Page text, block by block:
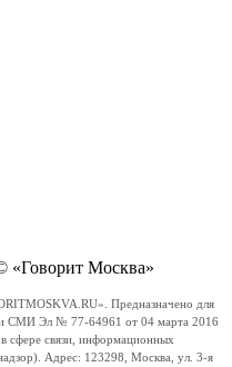
«Говорит Москва»
Предназначено для
СМИ Эл № 77-64961 от 04 марта 2016
сфере связи, информационных
Адрес: 123298, Москва, ул. 3-я